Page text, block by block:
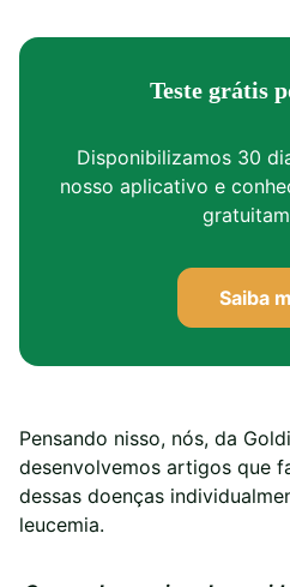
Teste grátis
Disponibilizamos 30
nosso aplicativo e
Saiba
Pensando nisso, nós, da
desenvolvemos artigos que
dessas doenças
leucemia.